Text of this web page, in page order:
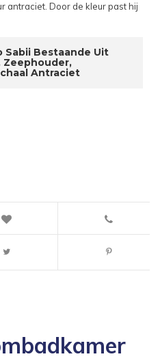
antraciet. Door de kleur past hij
Sabii Bestaande Uit
Antraciet